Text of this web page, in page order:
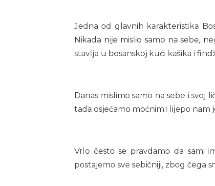
Jedna od glavnih karakteristika
Nikada nije mislio samo na sebe,
stavlja u bosanskoj kući kašika i
Danas mislimo samo na sebe i svoj
tada osjećamo moćnim i lijepo nam
Vrlo često se pravdamo da sami
postajemo sve sebičniji, zbog čega